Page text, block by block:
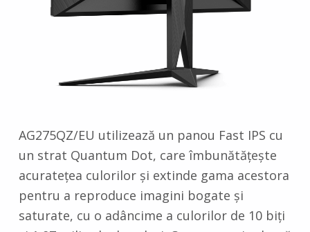
AG275QZ/EU utilizează un panou Fast IPS cu
un strat Quantum Dot, care îmbunătățește
acuratețea culorilor și extinde gama acestora
pentru a reproduce imagini bogate și
saturate, cu o adâncime a culorilor de 10 biți